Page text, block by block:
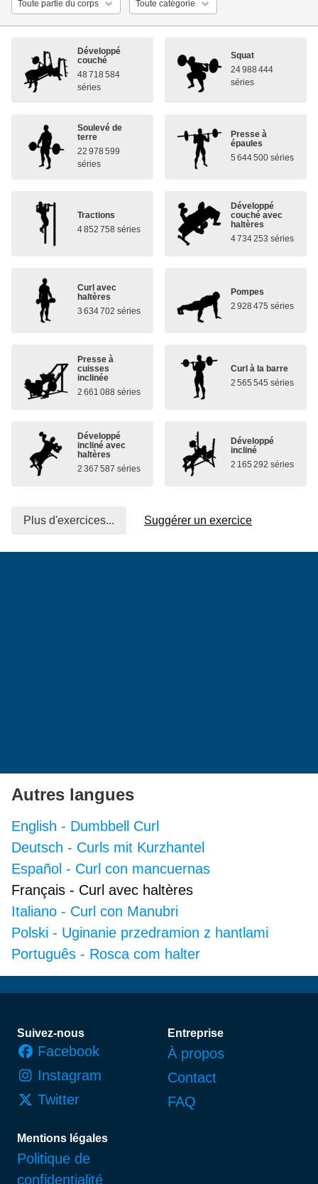
Développé
couché
48 718 584
séries
Squat
24 988 444
séries
Soulevé de
terre
22 978 599
séries
Presse à
épaules
5 644 500 séries
Tractions
4 852 758 séries
Développé
couché avec
haltères
4 734 253 séries
Curl avec
haltères
3 634 702 séries
Pompes
2 928 475 séries
Presse à
cuisses
inclinée
2 661 088 séries
Curl à la barre
2 565 545 séries
Développé
incliné avec
haltères
2 367 587 séries
Développé
incliné
2 165 292 séries
Plus d'exercices... Suggérer un exercice
Autres langues
English - Dumbbell Curl
Deutsch - Curls mit Kurzhantel
Español - Curl con mancuernas
Français - Curl avec haltères
Italiano - Curl con Manubri
Polski - Uginanie przedramion z hantlami
Português - Rosca com halter
Pied de page
Suivez-nous
Facebook
Instagram
Twitter
Entreprise
À propos
Contact
FAQ
Mentions légales
Politique de
confidentialité